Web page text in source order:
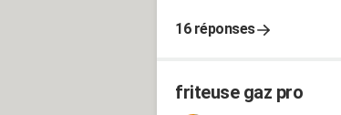
16 réponses
friteuse gaz pro